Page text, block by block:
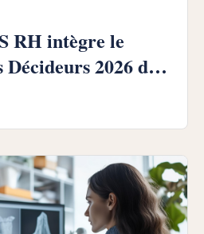
RH intègre le
Décideurs 2026 des
!